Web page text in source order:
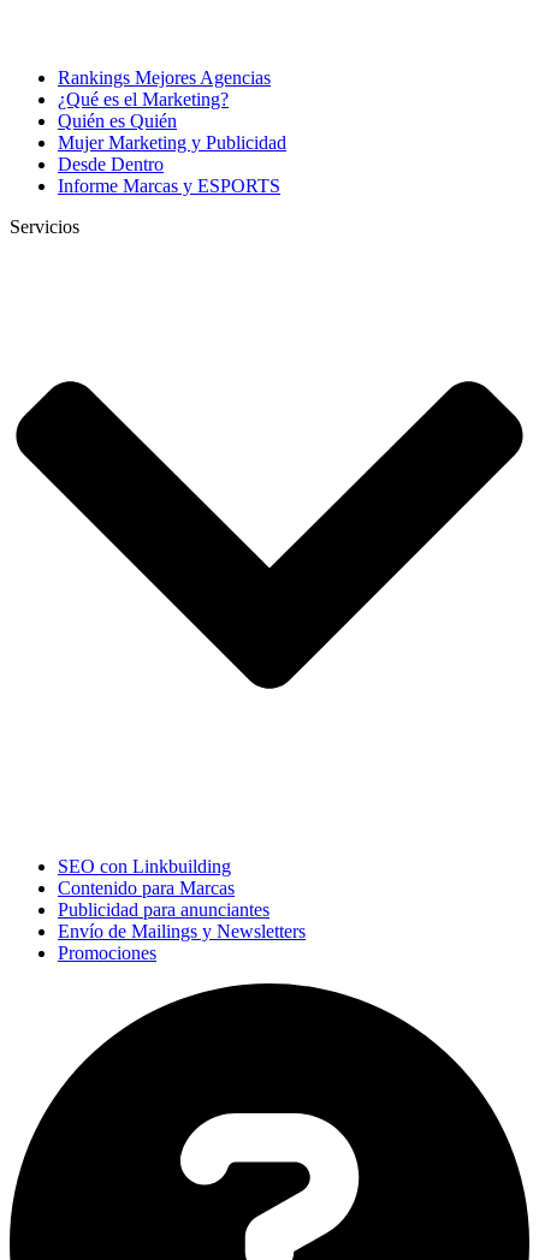
Rankings Mejores Agencias
¿Qué es el Marketing?
Quién es Quién
Mujer Marketing y Publicidad
Desde Dentro
Informe Marcas y ESPORTS
Servicios
SEO con Linkbuilding
Contenido para Marcas
Publicidad para anunciantes
Envío de Mailings y Newsletters
Promociones